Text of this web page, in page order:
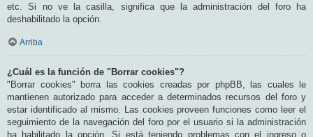
etc. Si no ve la casilla, significa que la administración del foro ha
deshabilitado la opción.
Arriba
¿Cuál es la función de "Borrar cookies"?
"Borrar cookies" borra las cookies creadas por phpBB, las cuales le
mantienen autorizado para acceder a determinados recursos del foro y
estar identificado al mismo. Las cookies proveen funciones como leer el
seguimiento de la navegación del foro por el usuario si la administración
ha habilitado la opción. Si está teniendo problemas con el ingreso o